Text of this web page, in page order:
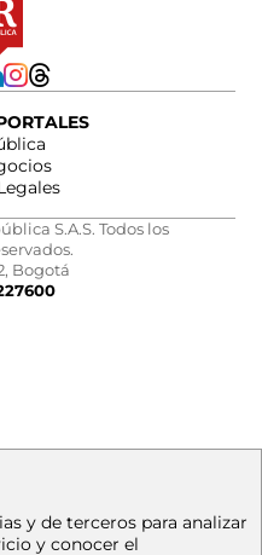
S.A.S. Todos los
Bogotá
y de terceros para analizar
y conocer el